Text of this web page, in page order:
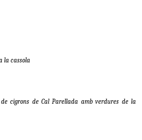
la cassola
cigrons de Cal Parellada amb verdures de la